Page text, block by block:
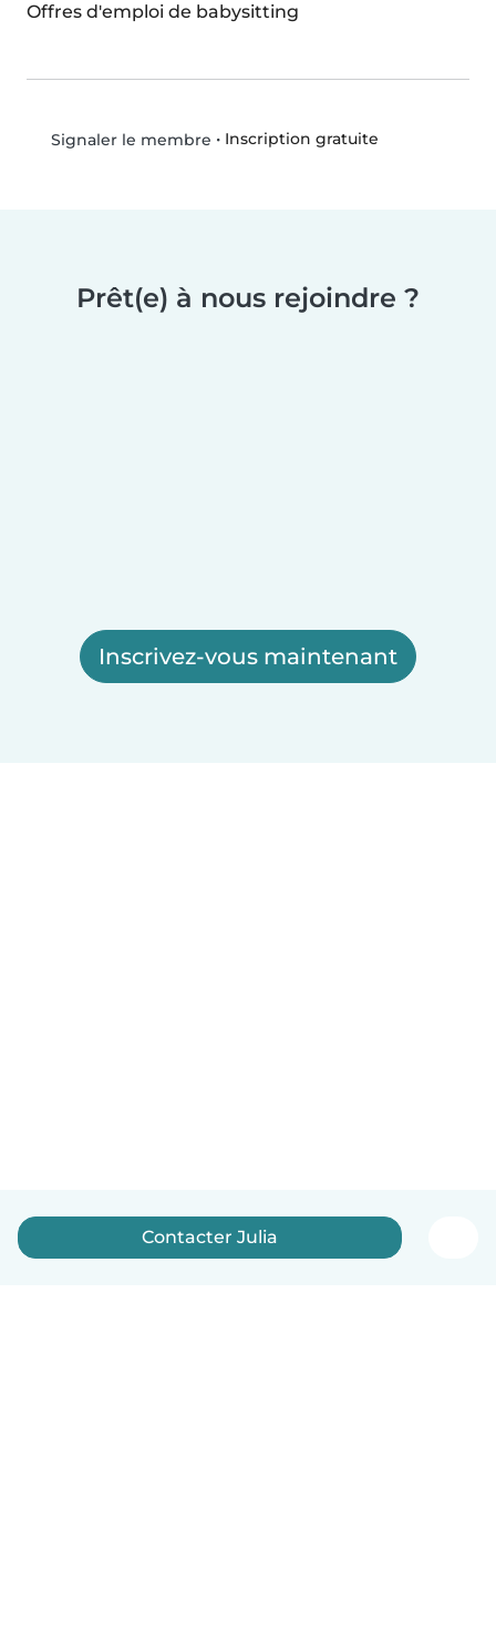
Offres d'emploi de babysitting
Signaler le membre • Inscription gratuite
Prêt(e) à nous rejoindre ?
Inscrivez-vous maintenant
Contacter Julia